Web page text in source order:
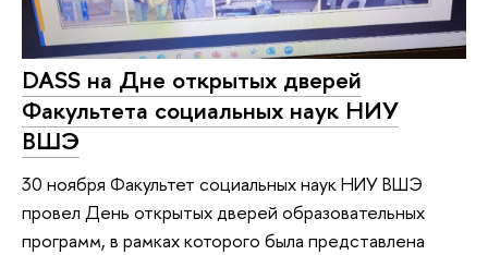
DASS на Дне открытых дверей
Факультета социальных наук НИУ
ВШЭ
30 ноября Факультет социальных наук НИУ ВШЭ
провел День открытых дверей образовательных
программ, в рамках которого была представлена